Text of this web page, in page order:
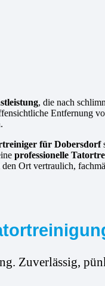
, die nach
Entfernung
für Dobersdorf
professionelle
Ort vertraulich,
Zuverlässig,